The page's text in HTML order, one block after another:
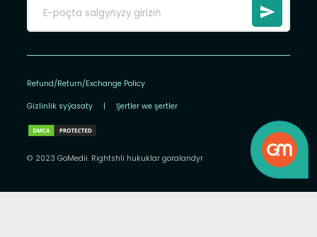
Refund/Return/Exchange Policy
Gizlinlik syýasaty | Şertler we şertler
© 2023 GoMedii. Rightshli hukuklar goralandyr